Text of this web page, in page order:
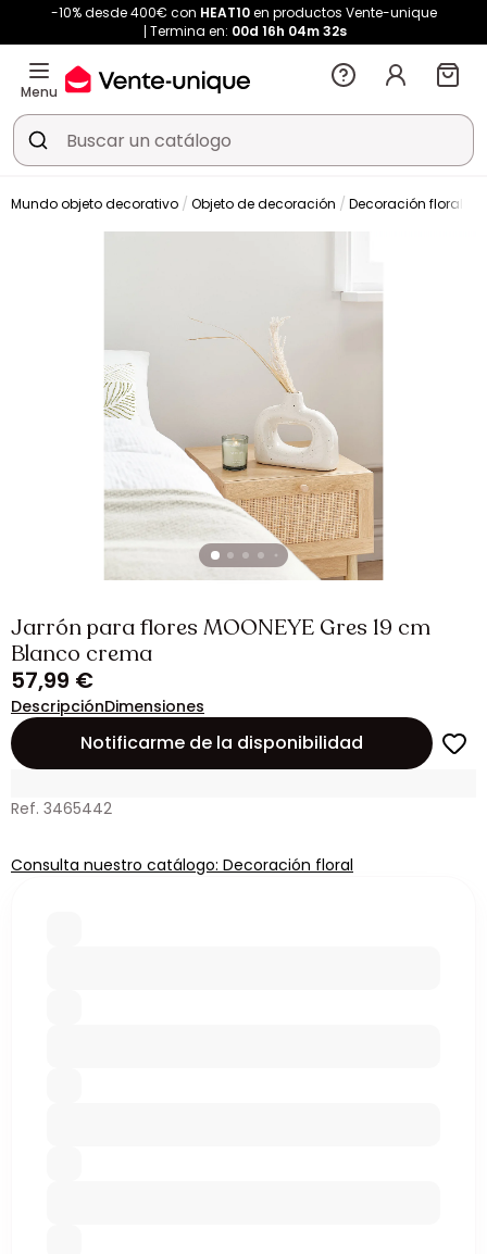
-10% desde 400€ con HEAT10en productos Vente-unique
Termina en: 00d 16h 04m 31s
Menu
Mundo objeto decorativo Objeto de decoración Decoración floral
Jarrón para flores MOONEYE Gres 19 cm
Blanco crema
57,99 €
DescripciónDimensiones
Notificarme de la disponibilidad
Ref. 3465442
Consulta nuestro catálogo: Decoración floral